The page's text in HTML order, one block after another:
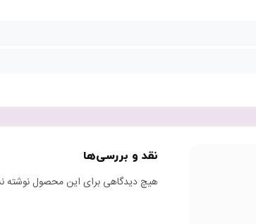
نقد و بررسی‌ها
هیچ دیدگاهی برای این محصول